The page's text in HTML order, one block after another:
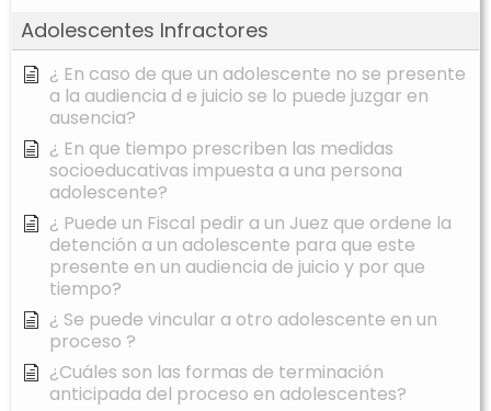
Adolescentes Infractores
¿ En caso de que un adolescente no se presente
a la audiencia d e juicio se lo puede juzgar en
ausencia?
¿ En que tiempo prescriben las medidas
socioeducativas impuesta a una persona
adolescente?
¿ Puede un Fiscal pedir a un Juez que ordene la
detención a un adolescente para que este
presente en un audiencia de juicio y por que
tiempo?
¿ Se puede vincular a otro adolescente en un
proceso ?
¿Cuáles son las formas de terminación
anticipada del proceso en adolescentes?